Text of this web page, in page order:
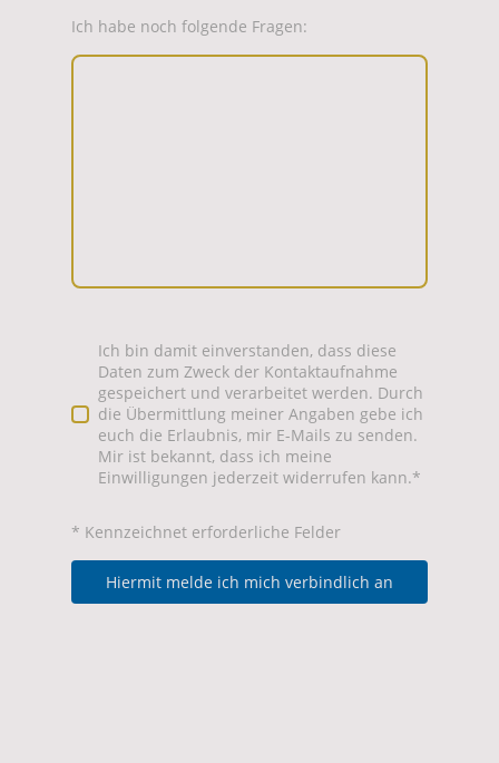
Ich habe noch folgende Fragen:
Ich bin damit einverstanden, dass diese
Daten zum Zweck der Kontaktaufnahme
gespeichert und verarbeitet werden. Durch
die Übermittlung meiner Angaben gebe ich
euch die Erlaubnis, mir E-Mails zu senden.
Mir ist bekannt, dass ich meine
Einwilligungen jederzeit widerrufen kann.*
* Kennzeichnet erforderliche Felder
Hiermit melde ich mich verbindlich an